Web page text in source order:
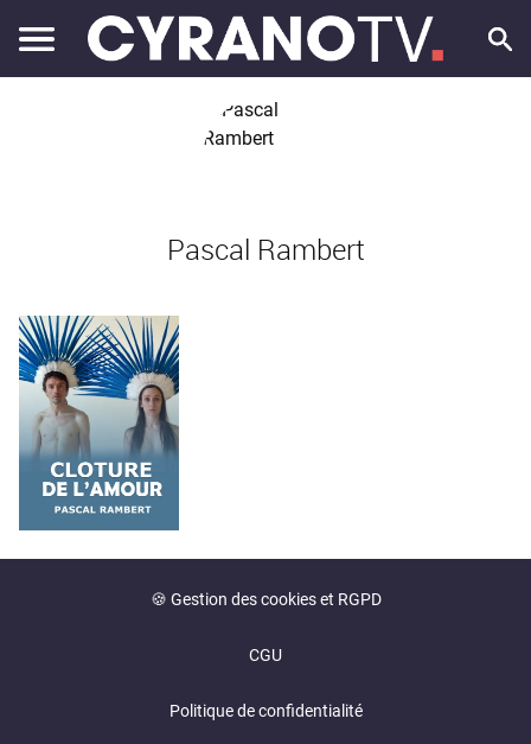
Pascal Rambert
🍪 Gestion des cookies et RGPD
CGU
Politique de confidentialité